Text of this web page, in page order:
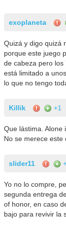
exoplaneta
Quizá y digo quizá
porque este juego
de cabeza pero los
está limitado a
lo que no tengo
Killik +1
Que lástima. Alone
No se merece este
slider11
Yo no lo compre,
segunda entrega
of honor, en caso
bajo para revivir la